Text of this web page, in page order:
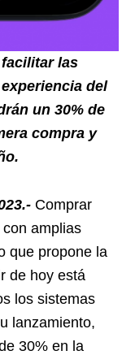
las
del
un 30% de
compra y
Comprar
amplias
que propone la
de hoy está
los sistemas
lanzamiento,
30% en la